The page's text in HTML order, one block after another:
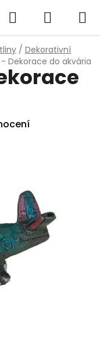
Hledat
KOŠÍK
/ Dekorativní
Dekorace do akvária